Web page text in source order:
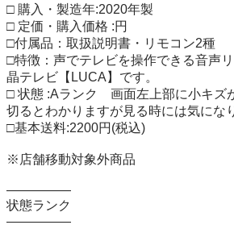
□ 購入・製造年:2020年製
□ 定価・購入価格 :円
□付属品：取扱説明書・リモコン2種
□特徴：声でテレビを操作できる音声
晶テレビ【LUCA】です。
□ 状態 :Aランク　画面左上部に小キズ
切るとわかりますが見る時には気にな
□基本送料:2200円(税込)
※店舗移動対象外商品
―――――
状態ランク
―――――